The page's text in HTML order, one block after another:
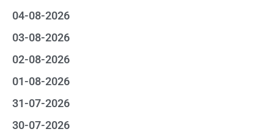
04-08-2026
03-08-2026
02-08-2026
01-08-2026
31-07-2026
30-07-2026